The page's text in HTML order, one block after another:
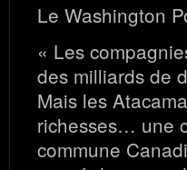
Le Washington
« Les
des milliards de
Mais les
richesses… une
commune